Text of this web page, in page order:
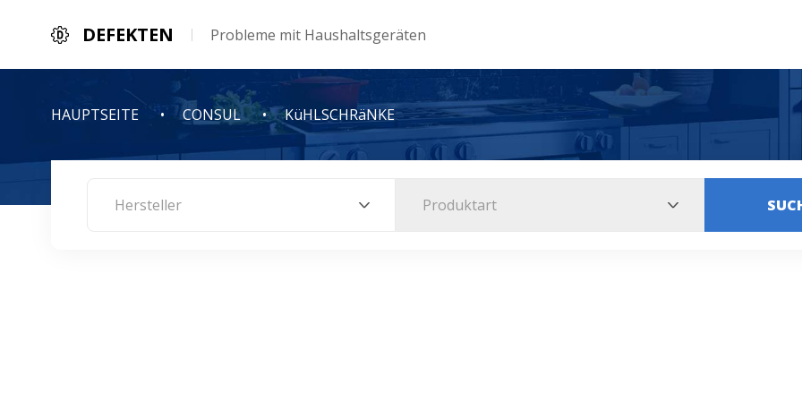
DEFEKTEN Probleme mit Haushaltsgeräten
HAUPTSEITE CONSUL KüHLSCHRäNKE
Hersteller Produktart